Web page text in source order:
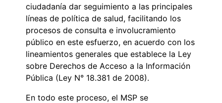
ciudadanía dar seguimiento a las principales
líneas de política de salud, facilitando los
procesos de consulta e involucramiento
público en este esfuerzo, en acuerdo con los
lineamientos generales que establece la Ley
sobre Derechos de Acceso a la Información
Pública (Ley N° 18.381 de 2008).
En todo este proceso, el MSP se